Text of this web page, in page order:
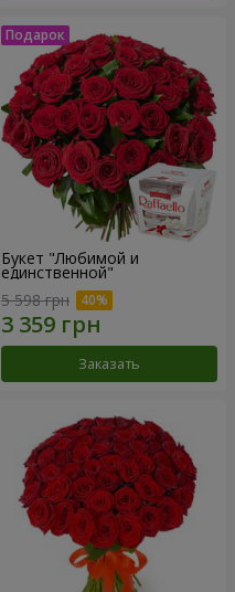
Букет "Любимой и
единственной"
5 598 грн
Заказать